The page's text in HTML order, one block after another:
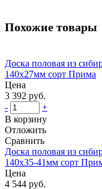
Похожие товары
Доска половая из
140х27мм сорт Прима
Цена
3 392 руб.
-
+
В корзину
Отложить
Сравнить
Доска половая из
140х35-41мм сорт
Цена
4 544 руб.